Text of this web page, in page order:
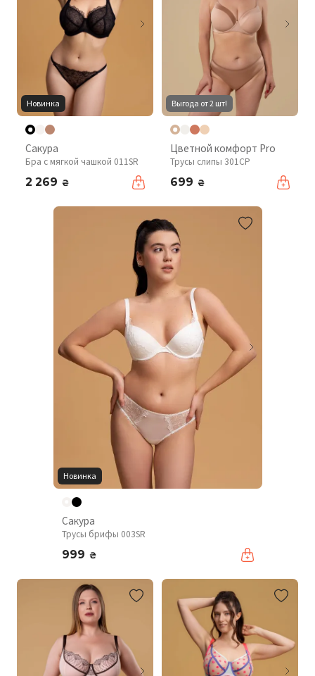
Новинка
Сакура
Бра с мягкой чашкой 011SR
2 269 ₴
Выгода от 2 шт!
Цветной комфорт Pro
Трусы слипы 301CP
699 ₴
Новинка
Сакура
Трусы брифы 003SR
999 ₴